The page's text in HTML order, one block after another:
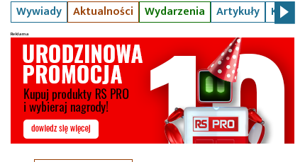
Wywiady Aktualności Wydarzenia Artykuły Kursy